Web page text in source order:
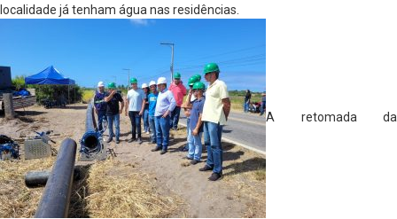
localidade já tenham água nas residências.
A retomada da